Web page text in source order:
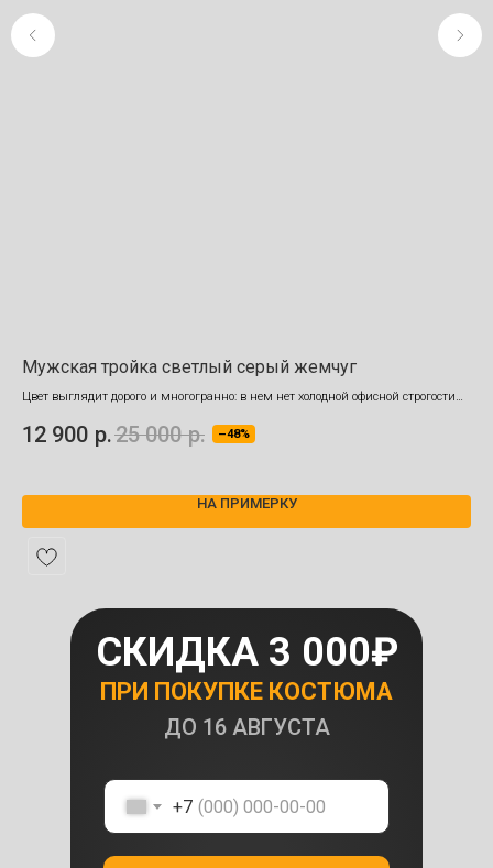
Мужская тройка светлый серый жемчуг
Цвет выглядит дорого и многогранно: в нем нет холодной офисной строгости
12 900 р.25 000 р. –48%
НА ПРИМЕРКУ
ПРИ ПОКУПКЕ КОСТЮМА
СКИДКА 3 000₽
ДО 16 АВГУСТА
+7